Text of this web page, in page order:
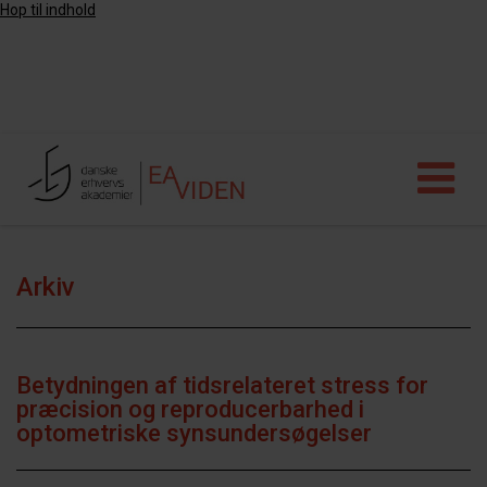
Hop til indhold
Arkiv
Betydningen af tidsrelateret stress for
præcision og reproducerbarhed i
optometriske synsundersøgelser